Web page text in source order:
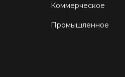
Коммерческое
Промышленное